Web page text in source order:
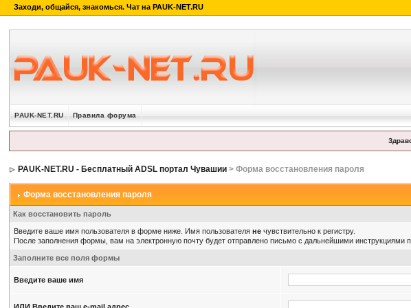
PAUK-NET.RU Правила форума
PAUK-NET.RU - Бесплатный ADSL портал Чувашии > Форма восстановления пароля
Форма восстановления пароля
Как восстановить пароль
Введите ваше имя пользователя в форме ниже. Имя пользователяне чувствительно к регистру.
После заполнения формы, вам на электронную почту будет отправлено письмо с дальнейшими инструкциями
Заполните все поля формы
Введите ваше имя